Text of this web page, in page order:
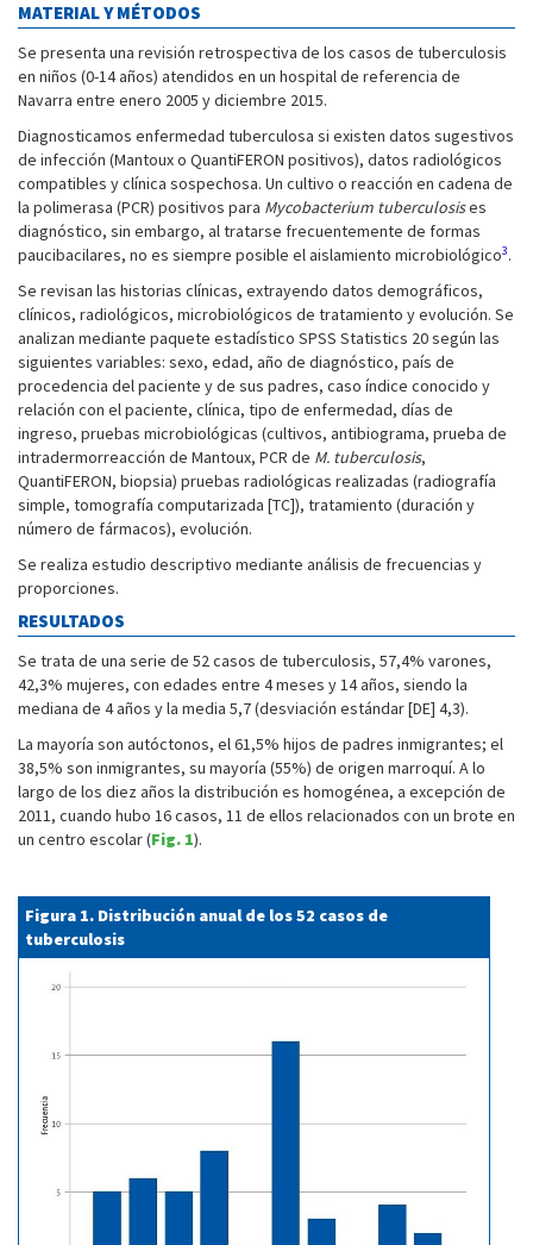
MATERIAL Y MÉTODOS
Se presenta una revisión retrospectiva de los casos de tuberculosis
en niños (0-14 años) atendidos en un hospital de referencia de
Navarra entre enero 2005 y diciembre 2015.
Diagnosticamos enfermedad tuberculosa si existen datos sugestivos
de infección (Mantoux o QuantiFERON positivos), datos radiológicos
compatibles y clínica sospechosa. Un cultivo o reacción en cadena de
la polimerasa (PCR) positivos para Mycobacterium tuberculosises
diagnóstico, sin embargo, al tratarse frecuentemente de formas
paucibacilares, no es siempre posible el aislamiento microbiológico3.
Se revisan las historias clínicas, extrayendo datos demográficos,
clínicos, radiológicos, microbiológicos de tratamiento y evolución. Se
analizan mediante paquete estadístico SPSS Statistics 20 según las
siguientes variables: sexo, edad, año de diagnóstico, país de
procedencia del paciente y de sus padres, caso índice conocido y
relación con el paciente, clínica, tipo de enfermedad, días de
ingreso, pruebas microbiológicas (cultivos, antibiograma, prueba de
intradermorreacción de Mantoux, PCR de M. tuberculosis,
QuantiFERON, biopsia) pruebas radiológicas realizadas (radiografía
simple, tomografía computarizada [TC]), tratamiento (duración y
número de fármacos), evolución.
Se realiza estudio descriptivo mediante análisis de frecuencias y
proporciones.
RESULTADOS
Se trata de una serie de 52 casos de tuberculosis, 57,4% varones,
42,3% mujeres, con edades entre 4 meses y 14 años, siendo la
mediana de 4 años y la media 5,7 (desviación estándar [DE] 4,3).
La mayoría son autóctonos, el 61,5% hijos de padres inmigrantes; el
38,5% son inmigrantes, su mayoría (55%) de origen marroquí. A lo
largo de los diez años la distribución es homogénea, a excepción de
2011, cuando hubo 16 casos, 11 de ellos relacionados con un brote en
un centro escolar (Fig. 1).
Figura 1. Distribución anual de los 52 casos de
tuberculosis